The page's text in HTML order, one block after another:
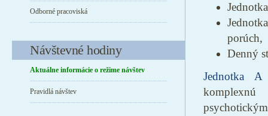
porúch,
Denný
Jednotka A
Odborné pracoviská
Návštevné hodiny
Aktuálne informácie o režime návštev
Pravidlá návštev